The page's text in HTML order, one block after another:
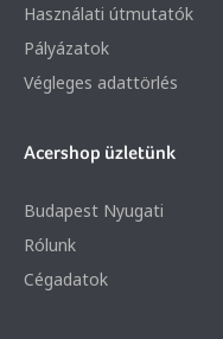
Használati útmutatók
Pályázatok
Végleges adattörlés
Acershop üzletünk
Budapest Nyugati
Rólunk
Cégadatok